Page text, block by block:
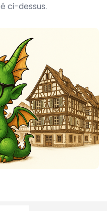
ci-dessus.